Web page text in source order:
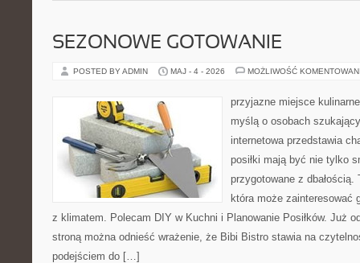
SEZONOWE GOTOWANIE
POSTED BY ADMIN MAJ - 4 - 2026 MOŻLIWOŚĆ
przyjazne miejsce
myślą o osobach
internetowa przedstawia
posiłki mają być nie tylko
przygotowane z
która może zainteresować
z klimatem. Polecam DIY w Kuchni i Planowanie Posiłków. Już
stroną można odnieść wrażenie, że Bibi Bistro stawia na
podejściem do […]